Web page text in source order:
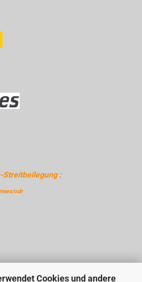
Cookies und andere
Streitbeilegung :
odr